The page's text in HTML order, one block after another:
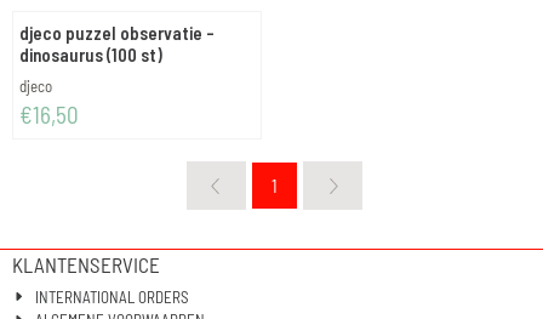
djeco puzzel observatie -
dinosaurus (100 st)
Merk:
djeco
Prijs: 16,50
€16,50
1
KLANTENSERVICE
INTERNATIONAL ORDERS